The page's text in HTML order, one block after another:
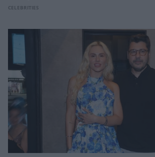
CELEBRITIES